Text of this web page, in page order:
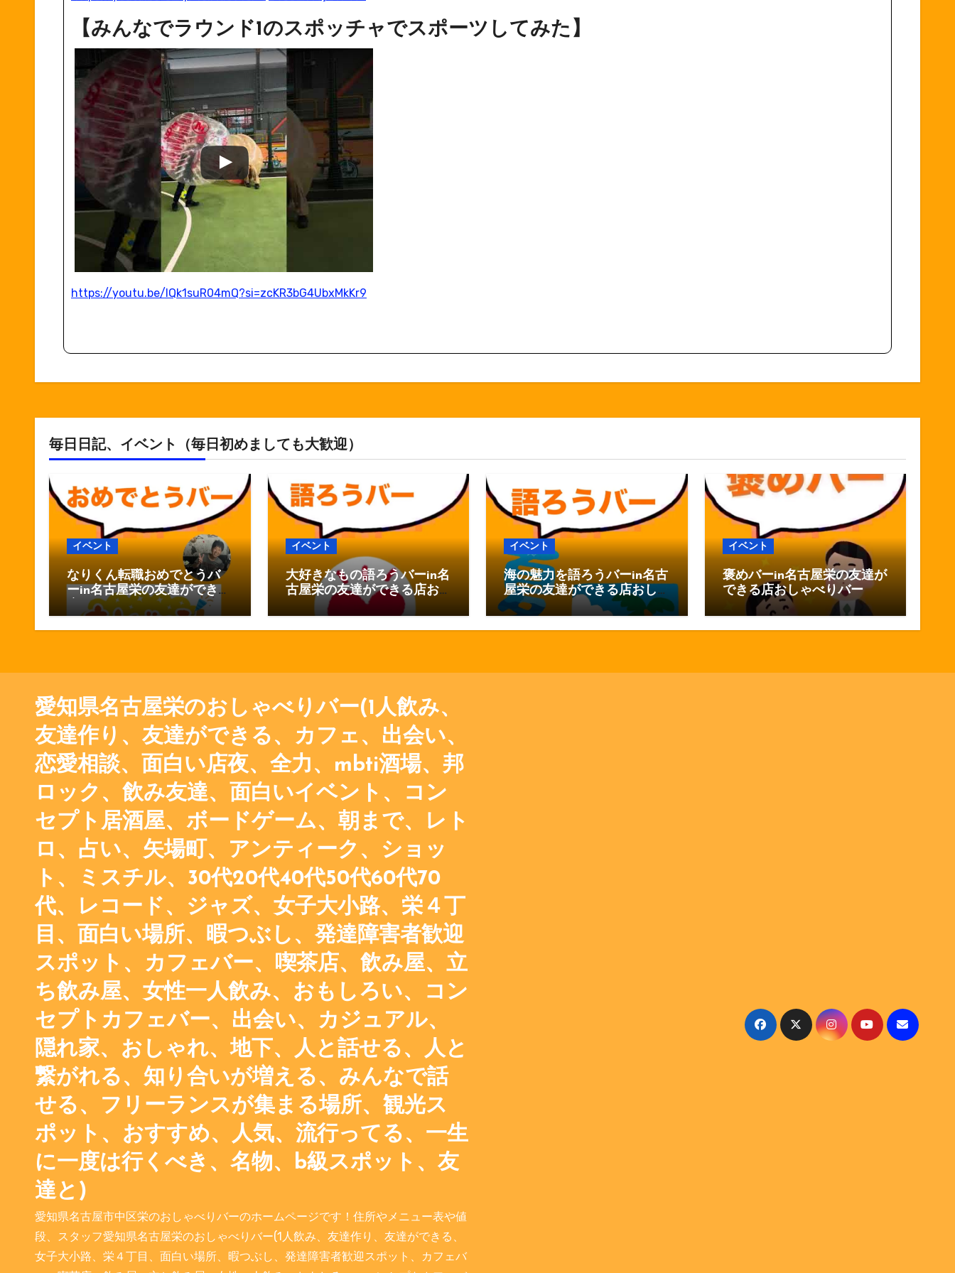
【みんなでラウンド1のスポッチャでスポーツしてみた】
https://youtu.be/lQk1suR04mQ?si=zcKR3bG4UbxMkKr9
毎日日記、イベント（毎日初めましても大歓迎）
イベント
なりくん転職おめでとうバ
ーin名古屋栄の友達ができる
店おしゃべりバー
イベント
大好きなもの語ろうバーin名
古屋栄の友達ができる店お
しゃべりバー
イベント
海の魅力を語ろうバーin名古
屋栄の友達ができる店おし
ゃべりバー
イベント
褒めバーin名古屋栄の友達が
できる店おしゃべりバー
愛知県名古屋栄のおしゃべりバー(1人飲み、
友達作り、友達ができる、カフェ、出会い、
恋愛相談、面白い店夜、全力、mbti酒場、邦
ロック、飲み友達、面白いイベント、コン
セプト居酒屋、ボードゲーム、朝まで、レト
ロ、占い、矢場町、アンティーク、ショッ
ト、ミスチル、30代20代40代50代60代70
代、レコード、ジャズ、女子大小路、栄４丁
目、面白い場所、暇つぶし、発達障害者歓迎
スポット、カフェバー、喫茶店、飲み屋、立
ち飲み屋、女性一人飲み、おもしろい、コン
セプトカフェバー、出会い、カジュアル、
隠れ家、おしゃれ、地下、人と話せる、人と
繋がれる、知り合いが増える、みんなで話
せる、フリーランスが集まる場所、観光ス
ポット、おすすめ、人気、流行ってる、一生
に一度は行くべき、名物、b級スポット、友
達と)
愛知県名古屋市中区栄のおしゃべりバーのホームページです！住所やメニュー表や値
段、スタッフ愛知県名古屋栄のおしゃべりバー(1人飲み、友達作り、友達ができる、
女子大小路、栄４丁目、面白い場所、暇つぶし、発達障害者歓迎スポット、カフェバ